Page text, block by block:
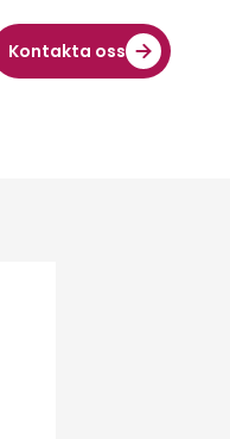
Kontakta oss